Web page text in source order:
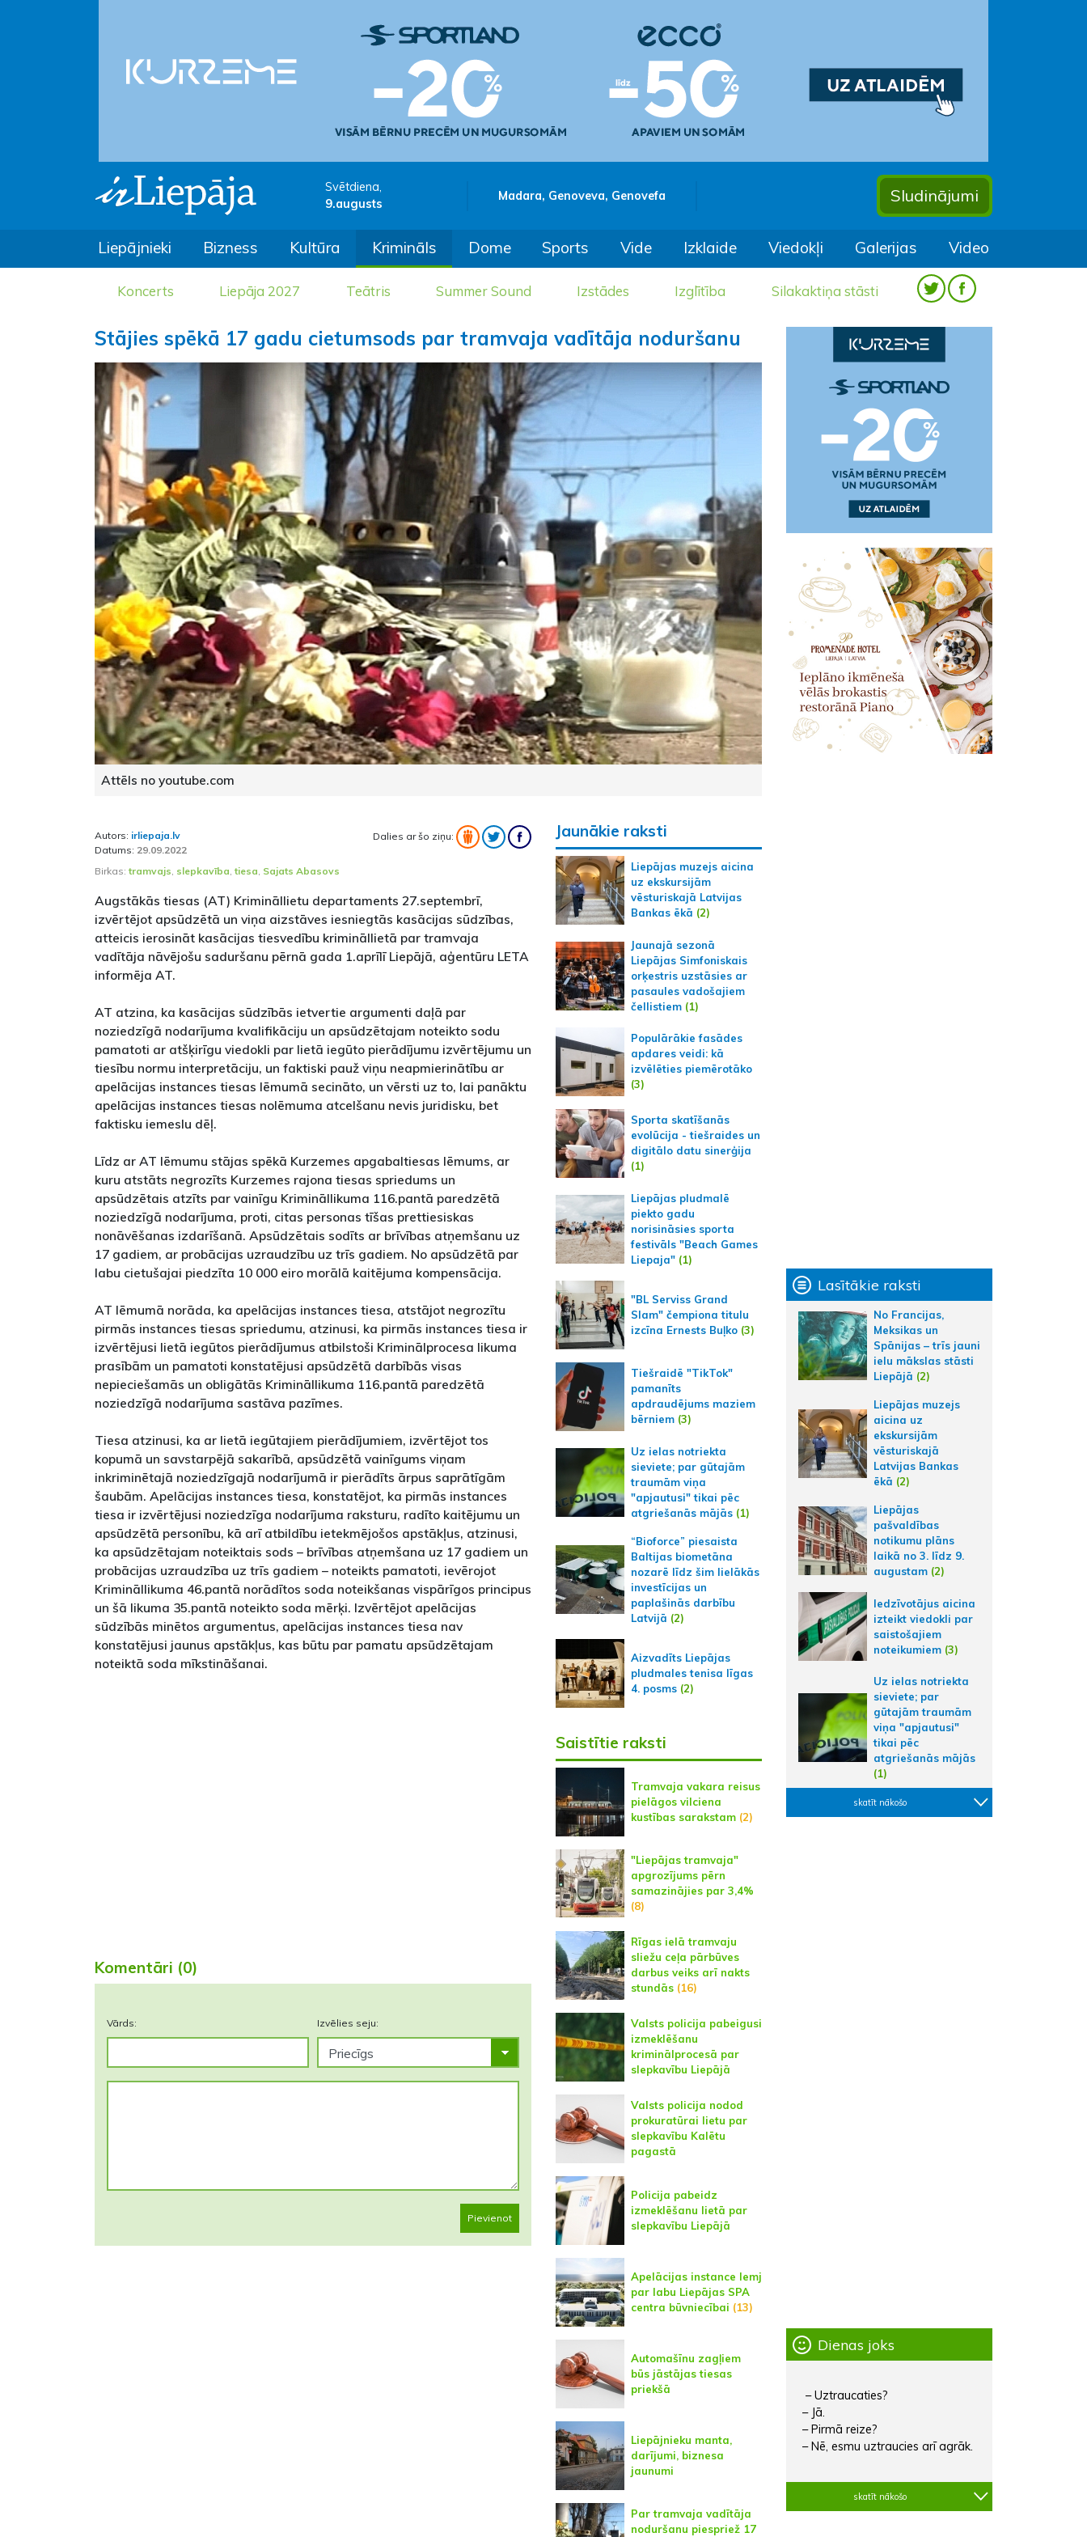
Svētdiena,
9.augusts
Madara, Genoveva, Genovefa Sludinājumi
Liepājnieki Bizness Kultūra Krimināls Dome Sports Vide Izklaide Viedokļi Galerijas Video
Koncerts Liepāja 2027 Teātris Summer Sound Izstādes Izglītība Silakaktiņa stāsti
Stājies spēkā 17 gadu cietumsods par tramvaja vadītāja noduršanu
Attēls no youtube.com
Autors: irliepaja.lv
Datums: 29.09.2022
Dalies ar šo ziņu:
Birkas:tramvajs slepkavība ,tiesa Sajats Abasovs
Augstākās tiesas (AT) Krimināllietu departaments 27.septembrī,
izvērtējot apsūdzētā un viņa aizstāves iesniegtās kasācijas sūdzības,
atteicis ierosināt kasācijas tiesvedību krimināllietā par tramvaja
vadītāja nāvējošu saduršanu pērnā gada 1.aprīlī Liepājā, aģentūru LETA
informēja AT.
AT atzina, ka kasācijas sūdzībās ietvertie argumenti daļā par
noziedzīgā nodarījuma kvalifikāciju un apsūdzētajam noteikto sodu
pamatoti ar atšķirīgu viedokli par lietā iegūto pierādījumu izvērtējumu un
tiesību normu interpretāciju, un faktiski pauž viņu neapmierinātību ar
apelācijas instances tiesas lēmumā secināto, un vērsti uz to, lai panāktu
apelācijas instances tiesas nolēmuma atcelšanu nevis juridisku, bet
faktisku iemeslu dēļ.
Līdz ar AT lēmumu stājas spēkā Kurzemes apgabaltiesas lēmums, ar
kuru atstāts negrozīts Kurzemes rajona tiesas spriedums un
apsūdzētais atzīts par vainīgu Krimināllikuma 116.pantā paredzētā
noziedzīgā nodarījuma, proti, citas personas tīšas prettiesiskas
nonāvēšanas izdarīšanā. Apsūdzētais sodīts ar brīvības atņemšanu uz
17 gadiem, ar probācijas uzraudzību uz trīs gadiem. No apsūdzētā par
labu cietušajai piedzīta 10 000 eiro morālā kaitējuma kompensācija.
AT lēmumā norāda, ka apelācijas instances tiesa, atstājot negrozītu
pirmās instances tiesas spriedumu, atzinusi, ka pirmās instances tiesa ir
izvērtējusi lietā iegūtos pierādījumus atbilstoši Kriminālprocesa likuma
prasībām un pamatoti konstatējusi apsūdzētā darbībās visas
nepieciešamās un obligātās Krimināllikuma 116.pantā paredzētā
noziedzīgā nodarījuma sastāva pazīmes.
Tiesa atzinusi, ka ar lietā iegūtajiem pierādījumiem, izvērtējot tos
kopumā un savstarpējā sakarībā, apsūdzētā vainīgums viņam
inkriminētajā noziedzīgajā nodarījumā ir pierādīts ārpus saprātīgām
šaubām. Apelācijas instances tiesa, konstatējot, ka pirmās instances
tiesa ir izvērtējusi noziedzīga nodarījuma raksturu, radīto kaitējumu un
apsūdzētā personību, kā arī atbildību ietekmējošos apstākļus, atzinusi,
ka apsūdzētajam noteiktais sods – brīvības atņemšana uz 17 gadiem un
probācijas uzraudzība uz trīs gadiem – noteikts pamatoti, ievērojot
Krimināllikuma 46.pantā norādītos soda noteikšanas vispārīgos principus
un šā likuma 35.pantā noteikto soda mērķi. Izvērtējot apelācijas
sūdzībās minētos argumentus, apelācijas instances tiesa nav
konstatējusi jaunus apstākļus, kas būtu par pamatu apsūdzētajam
noteiktā soda mīkstināšanai.
Komentāri (0)
Vārds: Izvēlies seju:
Pievienot
Jaunākie raksti
Liepājas muzejs aicina
uz ekskursijām
vēsturiskajā Latvijas
Bankas ēkā (2)
Jaunajā sezonā
Liepājas Simfoniskais
orķestris uzstāsies ar
pasaules vadošajiem
čellistiem(1)
Populārākie fasādes
apdares veidi: kā
izvēlēties piemērotāko
(3)
Sporta skatīšanās
evolūcija - tiešraides un
digitālo datu sinerģija
(1)
Liepājas pludmalē
piekto gadu
norisināsies sporta
festivāls "Beach Games
Liepaja"(1)
"BL Serviss Grand
Slam" čempiona titulu
izcīna Ernests Buļko(3)
Tiešraidē "TikTok"
pamanīts
apdraudējums maziem
bērniem(3)
Uz ielas notriekta
sieviete; par gūtajām
traumām viņa
"apjautusi" tikai pēc
atgriešanās mājās(1)
“Bioforce” piesaista
Baltijas biometāna
nozarē līdz šim lielākās
investīcijas un
paplašinās darbību
Latvijā (2)
Aizvadīts Liepājas
pludmales tenisa līgas
4. posms(2)
Saistītie raksti
Tramvaja vakara reisus
pielāgos vilciena
kustības sarakstam(2)
"Liepājas tramvaja"
apgrozījums pērn
samazinājies par 3,4%
(8)
Rīgas ielā tramvaju
sliežu ceļa pārbūves
darbus veiks arī nakts
stundās(16)
Valsts policija pabeigusi
izmeklēšanu
kriminālprocesā par
slepkavību Liepājā
Valsts policija nodod
prokuratūrai lietu par
slepkavību Kalētu
pagastā
Policija pabeidz
izmeklēšanu lietā par
slepkavību Liepājā
Apelācijas instance lemj
par labu Liepājas SPA
centra būvniecībai (13)
Automašīnu zagļiem
būs jāstājas tiesas
priekšā
Liepājnieku manta,
darījumi, biznesa
jaunumi
Par tramvaja vadītāja
noduršanu piespriež 17
Lasītākie raksti
No Francijas,
Meksikas un
Spānijas – trīs jauni
ielu mākslas stāsti
Liepājā (2)
Liepājas muzejs
aicina uz
ekskursijām
vēsturiskajā
Latvijas Bankas
ēkā (2)
Liepājas
pašvaldības
notikumu plāns
laikā no 3. līdz 9.
augustam (2)
Iedzīvotājus aicina
izteikt viedokli par
saistošajiem
noteikumiem (3)
Uz ielas notriekta
sieviete; par
gūtajām traumām
viņa "apjautusi"
tikai pēc
atgriešanās mājās
(1)
skatīt nākošo
Dienas joks
– Uztraucaties?
– Jā.
– Pirmā reize?
– Nē, esmu uztraucies arī agrāk.
skatīt nākošo